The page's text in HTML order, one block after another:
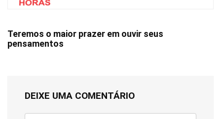
Teremos o maior prazer em ouvir seus
pensamentos
DEIXE UMA COMENTÁRIO